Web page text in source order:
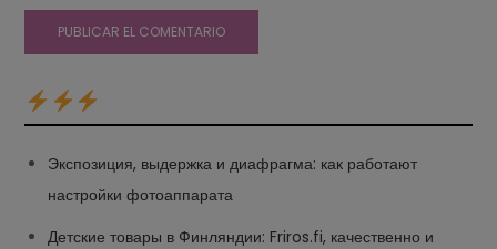
Экспозиция, выдержка и диафрагма: как работают
настройки фотоаппарата
Детские товары в Финляндии: Friros.fi, качественно и